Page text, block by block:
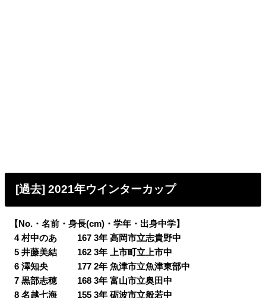
[過去] 2021年ウインターカップ
【No.・名前・身長(cm)・学年・出身中学】
04 村中のあ 167 3年 高岡市立志貴野中
05 井藤美結 162 3年 上市町立上市中
06 澤知央 177 2年 魚津市立魚津東部中
07 黒部志穂 168 3年 富山市立奥田中
08 名越七海 155 3年 砺波市立般若中